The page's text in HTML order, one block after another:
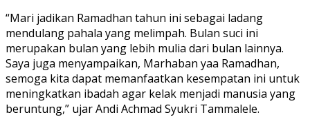
“Mari jadikan Ramadhan tahun ini sebagai ladang
mendulang pahala yang melimpah. Bulan suci ini
merupakan bulan yang lebih mulia dari bulan lainnya.
Saya juga menyampaikan, Marhaban yaa Ramadhan,
semoga kita dapat memanfaatkan kesempatan ini untuk
meningkatkan ibadah agar kelak menjadi manusia yang
beruntung,” ujar Andi Achmad Syukri Tammalele.